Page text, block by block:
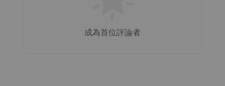
成為首位評論者